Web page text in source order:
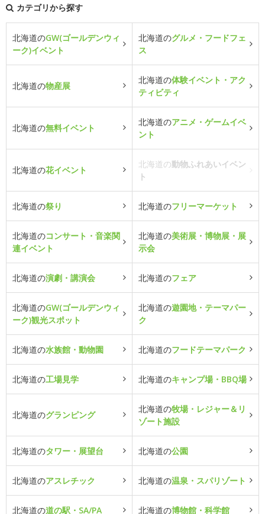
カテゴリから探す
北海道のGW(ゴールデンウィ
ーク)イベント
北海道のグルメ・フードフェ
ス
北海道の物産展
北海道の体験イベント・アク
ティビティ
北海道の無料イベント
北海道のアニメ・ゲームイベ
ント
北海道の花イベント
北海道の動物ふれあいイベン
ト
北海道の祭り 北海道のフリーマーケット
北海道のコンサート・音楽関
連イベント
北海道の美術展・博物展・展
示会
北海道の演劇・講演会 北海道のフェア
北海道のGW(ゴールデンウィ
ーク)観光スポット
北海道の遊園地・テーマパー
ク
北海道の水族館・動物園 北海道のフードテーマパーク
北海道の工場見学 北海道のキャンプ場・BBQ場
北海道のグランピング
北海道の牧場・レジャー＆リ
ゾート施設
北海道のタワー・展望台 北海道の公園
北海道のアスレチック 北海道の温泉・スパリゾート
北海道の道の駅・SA/PA 北海道の博物館・科学館